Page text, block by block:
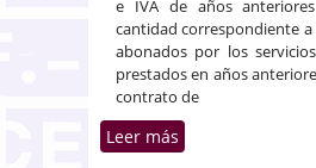
e IVA de años
cantidad correspondiente
abonados por los
prestados en años
contrato de
Leer más